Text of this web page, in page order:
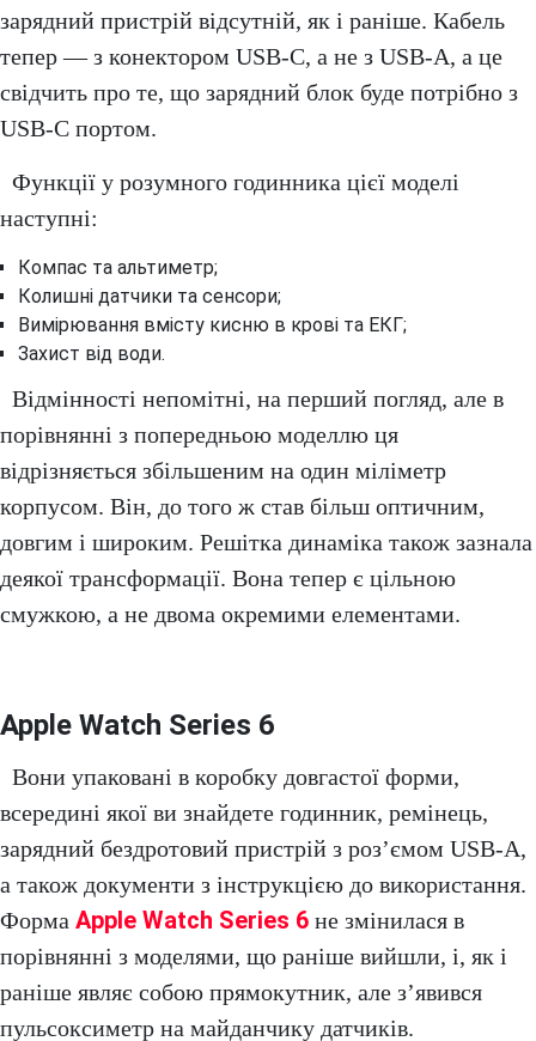
зарядний пристрій відсутній, як і раніше. Кабель
тепер — з конектором USB-C, а не з USB-A, а це
свідчить про те, що зарядний блок буде потрібно з
USB-C портом.
Функції у розумного годинника цієї моделі
наступні:
Компас та альтиметр;
Колишні датчики та сенсори;
Вимірювання вмісту кисню в крові та ЕКГ;
Захист від води.
Відмінності непомітні, на перший погляд, але в
порівнянні з попередньою моделлю ця
відрізняється збільшеним на один міліметр
корпусом. Він, до того ж став більш оптичним,
довгим і широким. Решітка динаміка також зазнала
деякої трансформації. Вона тепер є цільною
смужкою, а не двома окремими елементами.
Apple Watch Series 6
Вони упаковані в коробку довгастої форми,
всередині якої ви знайдете годинник, ремінець,
зарядний бездротовий пристрій з роз’ємом USB-A,
а також документи з інструкцією до використання.
Форма Apple Watch Series 6 не змінилася в
порівнянні з моделями, що раніше вийшли, і, як і
раніше являє собою прямокутник, але з’явився
пульсоксиметр на майданчику датчиків.